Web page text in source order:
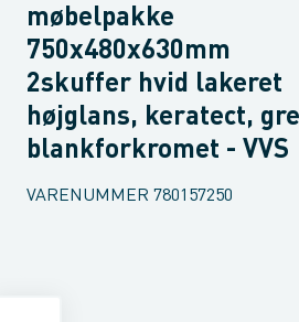
møbelpakke
750x480x630mm
2skuffer hvid lakeret
højglans, keratect,
blankforkromet - VVS
VARENUMMER 780157250